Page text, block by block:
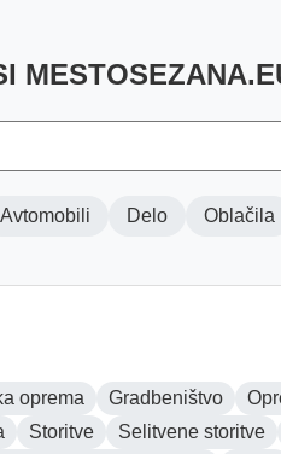
Avtomobili Delo Oblačila
oprema Gradbeništvo
Storitve Selitvene storitve